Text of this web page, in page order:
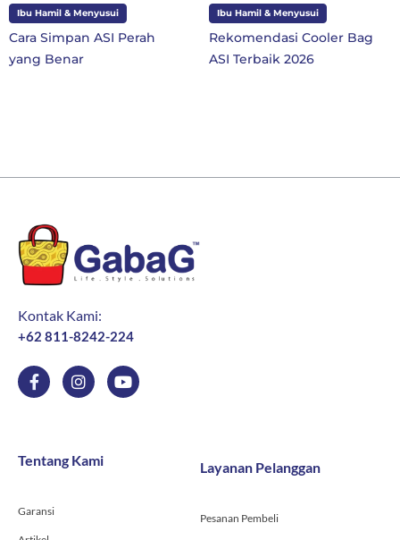
Ibu Hamil & Menyusui
Rekomendasi Cooler Bag
ASI Terbaik 2026
Ibu dan Anak
10 Perlengkapan Sekolah
SD Kelas 1 di Tahun Ajaran
Kontak Kami:
+62 811-8242-224
F
a
c
o
f
I
n
s
g
r
Y
o
u
Tentang Kami
Garansi
Layanan Pelanggan
Pesanan Pembeli